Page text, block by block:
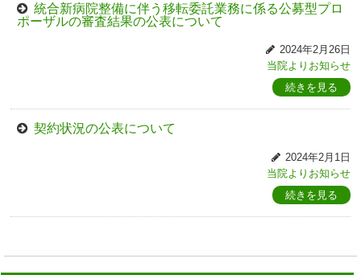
統合新病院整備に伴う移転委託業務に係る公募型プロ
ポーザルの審査結果の公表について
2024年2月26日
当院よりお知らせ
続きを見る
契約状況の公表について
2024年2月1日
当院よりお知らせ
続きを見る